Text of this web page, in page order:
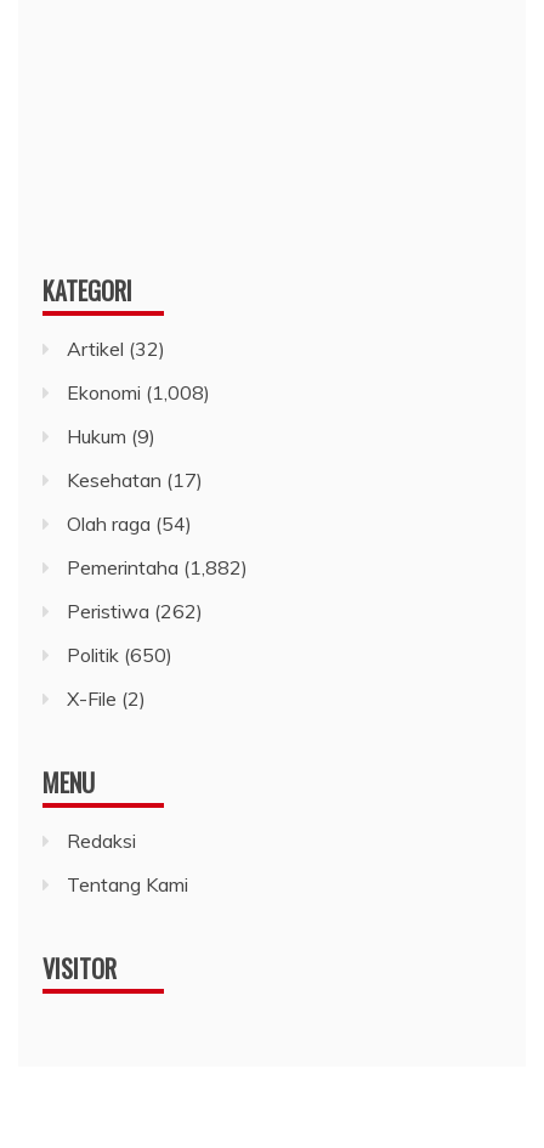
KATEGORI
Artikel (32)
Ekonomi (1,008)
Hukum (9)
Kesehatan (17)
Olah raga (54)
Pemerintaha (1,882)
Peristiwa (262)
Politik (650)
X-File (2)
MENU
Redaksi
Tentang Kami
VISITOR